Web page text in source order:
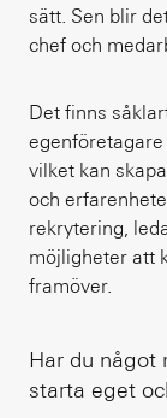
sätt. Sen blir
chef och
Det finns
vilket kan
och
rekrytering,
möjligheter att
framöver.
Har du något
starta eget